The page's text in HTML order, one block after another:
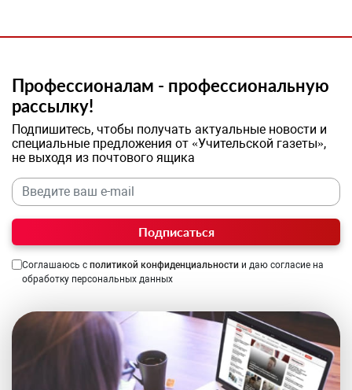
Профессионалам - профессиональную
рассылку!
Подпишитесь, чтобы получать актуальные новости и
специальные предложения от «Учительской газеты»,
не выходя из почтового ящика
Подписаться
Соглашаюсь с политикой конфиденциальности и даю согласие на
обработку персональных данных